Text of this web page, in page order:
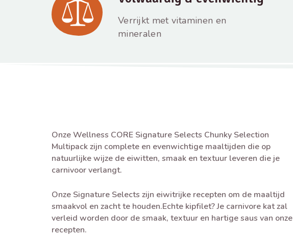
Verrijkt met vitaminen en
mineralen
Onze Wellness CORE Signature Selects Chunky Selection
Multipack zijn complete en evenwichtige maaltijden die op
natuurlijke wijze de eiwitten, smaak en textuur leveren die je
carnivoor verlangt.
Onze Signature Selects zijn eiwitrijke recepten om de maaltijd
smaakvol en zacht te houden.Echte kipfilet? Je carnivore kat zal
verleid worden door de smaak, textuur en hartige saus van onze
recepten.